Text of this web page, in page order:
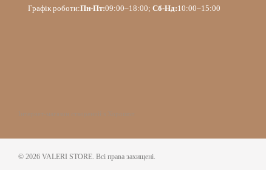
Графік роботи:Пн-Пт:09:00–18:00; Сб-Нд:10:00–15:00
© 2026 VALERI STORE. Всі права захищені.